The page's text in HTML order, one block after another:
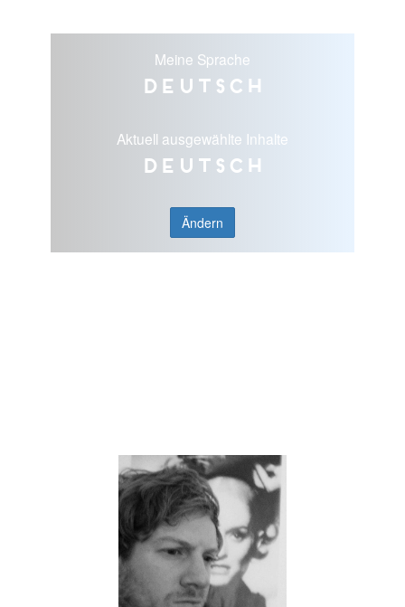
Meine Sprache
Deutsch
Aktuell ausgewählte Inhalte
Deutsch
Ändern